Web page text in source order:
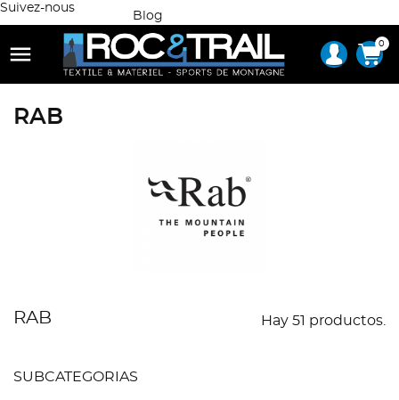
Suivez-nous
Blog
 0
RAB
RAB Hay 51 productos.
SUBCATEGORIAS